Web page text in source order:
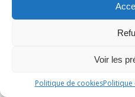
Voir les
Politique de cookiesPolitique